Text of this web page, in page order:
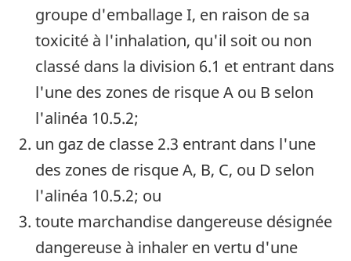
groupe d'emballage I, en raison de sa
toxicité à l'inhalation, qu'il soit ou non
classé dans la division 6.1 et entrant dans
l'une des zones de risque A ou B selon
l'alinéa 10.5.2;
un gaz de classe 2.3 entrant dans l'une
des zones de risque A, B, C, ou D selon
l'alinéa 10.5.2; ou
toute marchandise dangereuse désignée
dangereuse à inhaler en vertu d'une